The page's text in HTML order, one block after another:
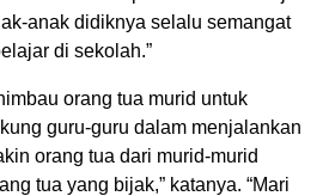
anak didiknya selalu semangat
di sekolah.”
orang tua murid untuk
guru-guru dalam menjalankan
orang tua dari murid-murid
tua yang bijak,” katanya. “Mari